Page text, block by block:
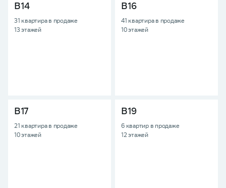
В14
31 квартира в продаже
13 этажей
В16
41 квартира в продаже
10 этажей
В17
21 квартира в продаже
10 этажей
В19
6 квартир в продаже
12 этажей